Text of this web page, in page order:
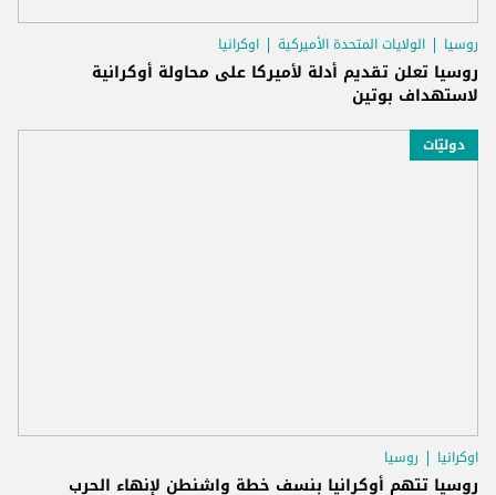
روسيا الولايات المتحدة الأميركية اوكرانيا
روسيا تعلن تقديم أدلة لأميركا على محاولة أوكرانية
لاستهداف بوتين
دوليّات
اوكرانيا روسيا
روسيا تتهم أوكرانيا بنسف خطة واشنطن لإنهاء الحرب